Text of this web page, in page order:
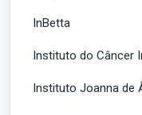
InBetta
Instituto do Câncer
Instituto Joanna de